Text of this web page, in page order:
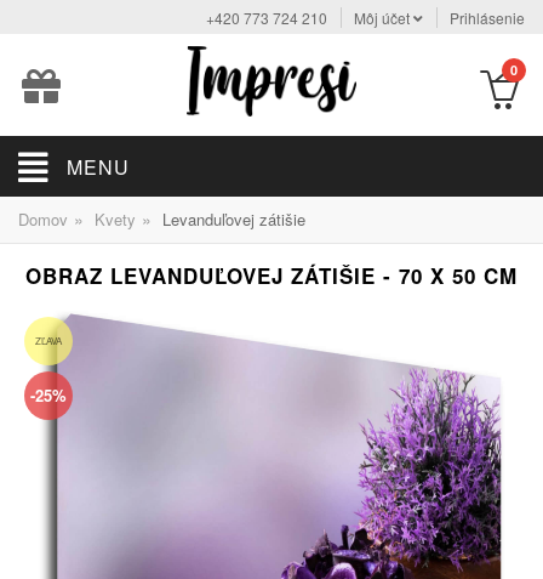
+420 773 724 210 Môj účet Prihlásenie
0
MENU
Domov » Kvety » Levanduľovej zátišie
OBRAZ LEVANDUĽOVEJ ZÁTIŠIE - 70 X 50 CM
ZĽAVA
-25%